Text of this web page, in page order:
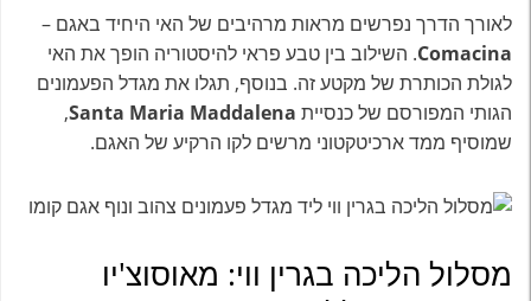
לאורך הדרך נפרשים מראות מרהיבים של האי היחיד באגם –
Comacina. השילוב בין טבע פראי להיסטוריה הופך את האי
לגולת הכותרת של מקטע זה. בנוסף, תגלו את מגדל הפעמונים
הגותי המפורסם של כנסיית Santa Maria Maddalena
,
שמוסיף ממד ארכיטקטוני מרשים לקו הרקיע של האגם.
מסלול הליכה בגרין ווי: מאוסוצ'יו